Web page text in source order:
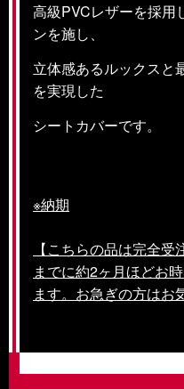
高級PVCレザーを採用
ンを施し、
立体感あるルックスと
を実現した
シートカバーです。
※納期
【こちらの品は完全
までに約2ヶ月ほどお
ます。お急ぎの方はお